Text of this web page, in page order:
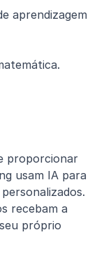
proporcionar
usam IA para
recebam a
próprio